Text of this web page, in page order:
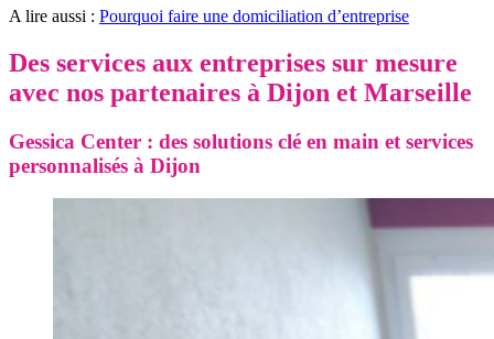
A lire aussi : Pourquoi faire une domiciliation d’entreprise
Des services aux entreprises sur mesure
avec nos partenaires à Dijon et Marseille
Gessica Center : des solutions clé en main et services
personnalisés à Dijon